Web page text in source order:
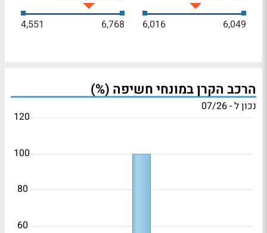
6,049
6,016
6,768
4,551
הרכב הקרן במונחי חשיפה (%)
נכון ל - 07/26
60
80
100
120